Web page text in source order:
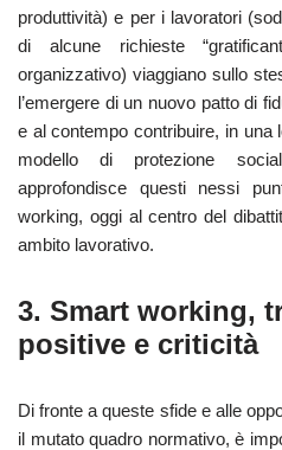
produttività) e per i lavoratori
di alcune richieste
organizzativo) viaggiano sullo
l’emergere di un nuovo patto di
e al contempo contribuire, in
modello di protezione
approfondisce questi nessi
working, oggi al centro del
ambito lavorativo.
3. Smart working,
positive e criticità
Di fronte a queste sfide e alle
il mutato quadro normativo, è